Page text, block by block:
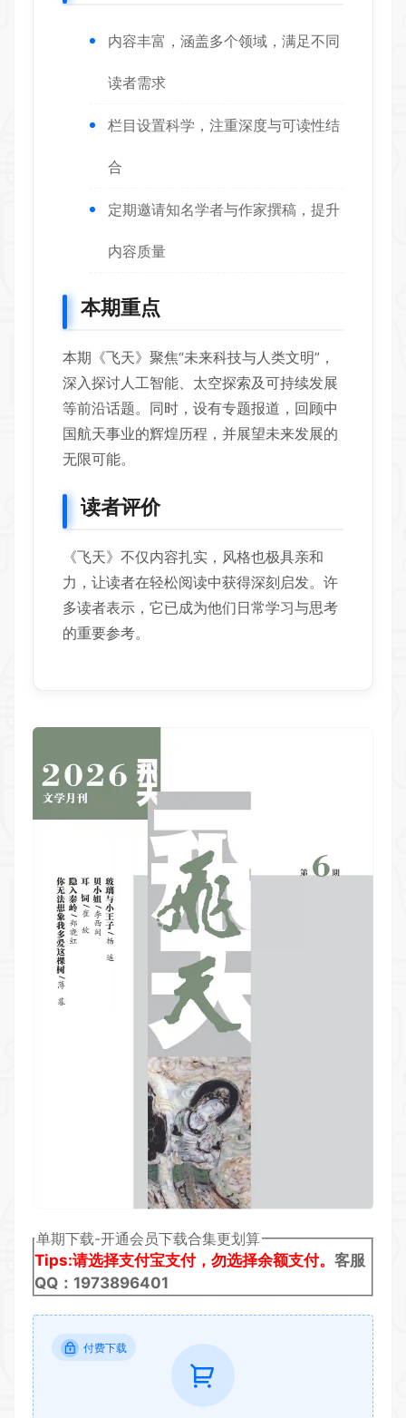
内容丰富，涵盖多个领域，满足不同
读者需求
栏目设置科学，注重深度与可读性结
合
定期邀请知名学者与作家撰稿，提升
内容质量
本期重点
本期《飞天》聚焦“未来科技与人类文明”，
深入探讨人工智能、太空探索及可持续发展
等前沿话题。同时，设有专题报道，回顾中
国航天事业的辉煌历程，并展望未来发展的
无限可能。
读者评价
《飞天》不仅内容扎实，风格也极具亲和
力，让读者在轻松阅读中获得深刻启发。许
多读者表示，它已成为他们日常学习与思考
的重要参考。
单期下载-开通会员下载合集更划算
Tips:请选择支付宝支付，勿选择余额支付。 客服
QQ：1973896401
付费下载